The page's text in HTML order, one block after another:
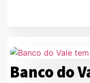
Banco do